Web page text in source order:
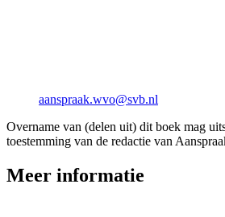
aanspraak.wvo@svb.nl
Overname van (delen uit) dit boek mag
toestemming van de redactie van
Meer informatie